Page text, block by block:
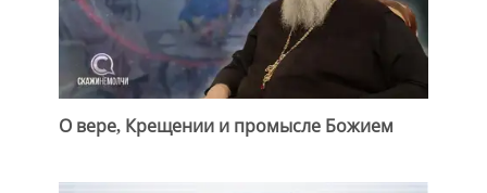
О вере, Крещении и промысле Божием